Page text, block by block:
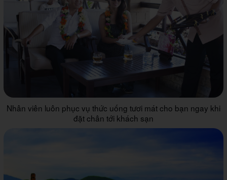
Nhân viên luôn phục vụ thức uống tươi mát cho bạn ngay khi
đặt chân tới khách sạn